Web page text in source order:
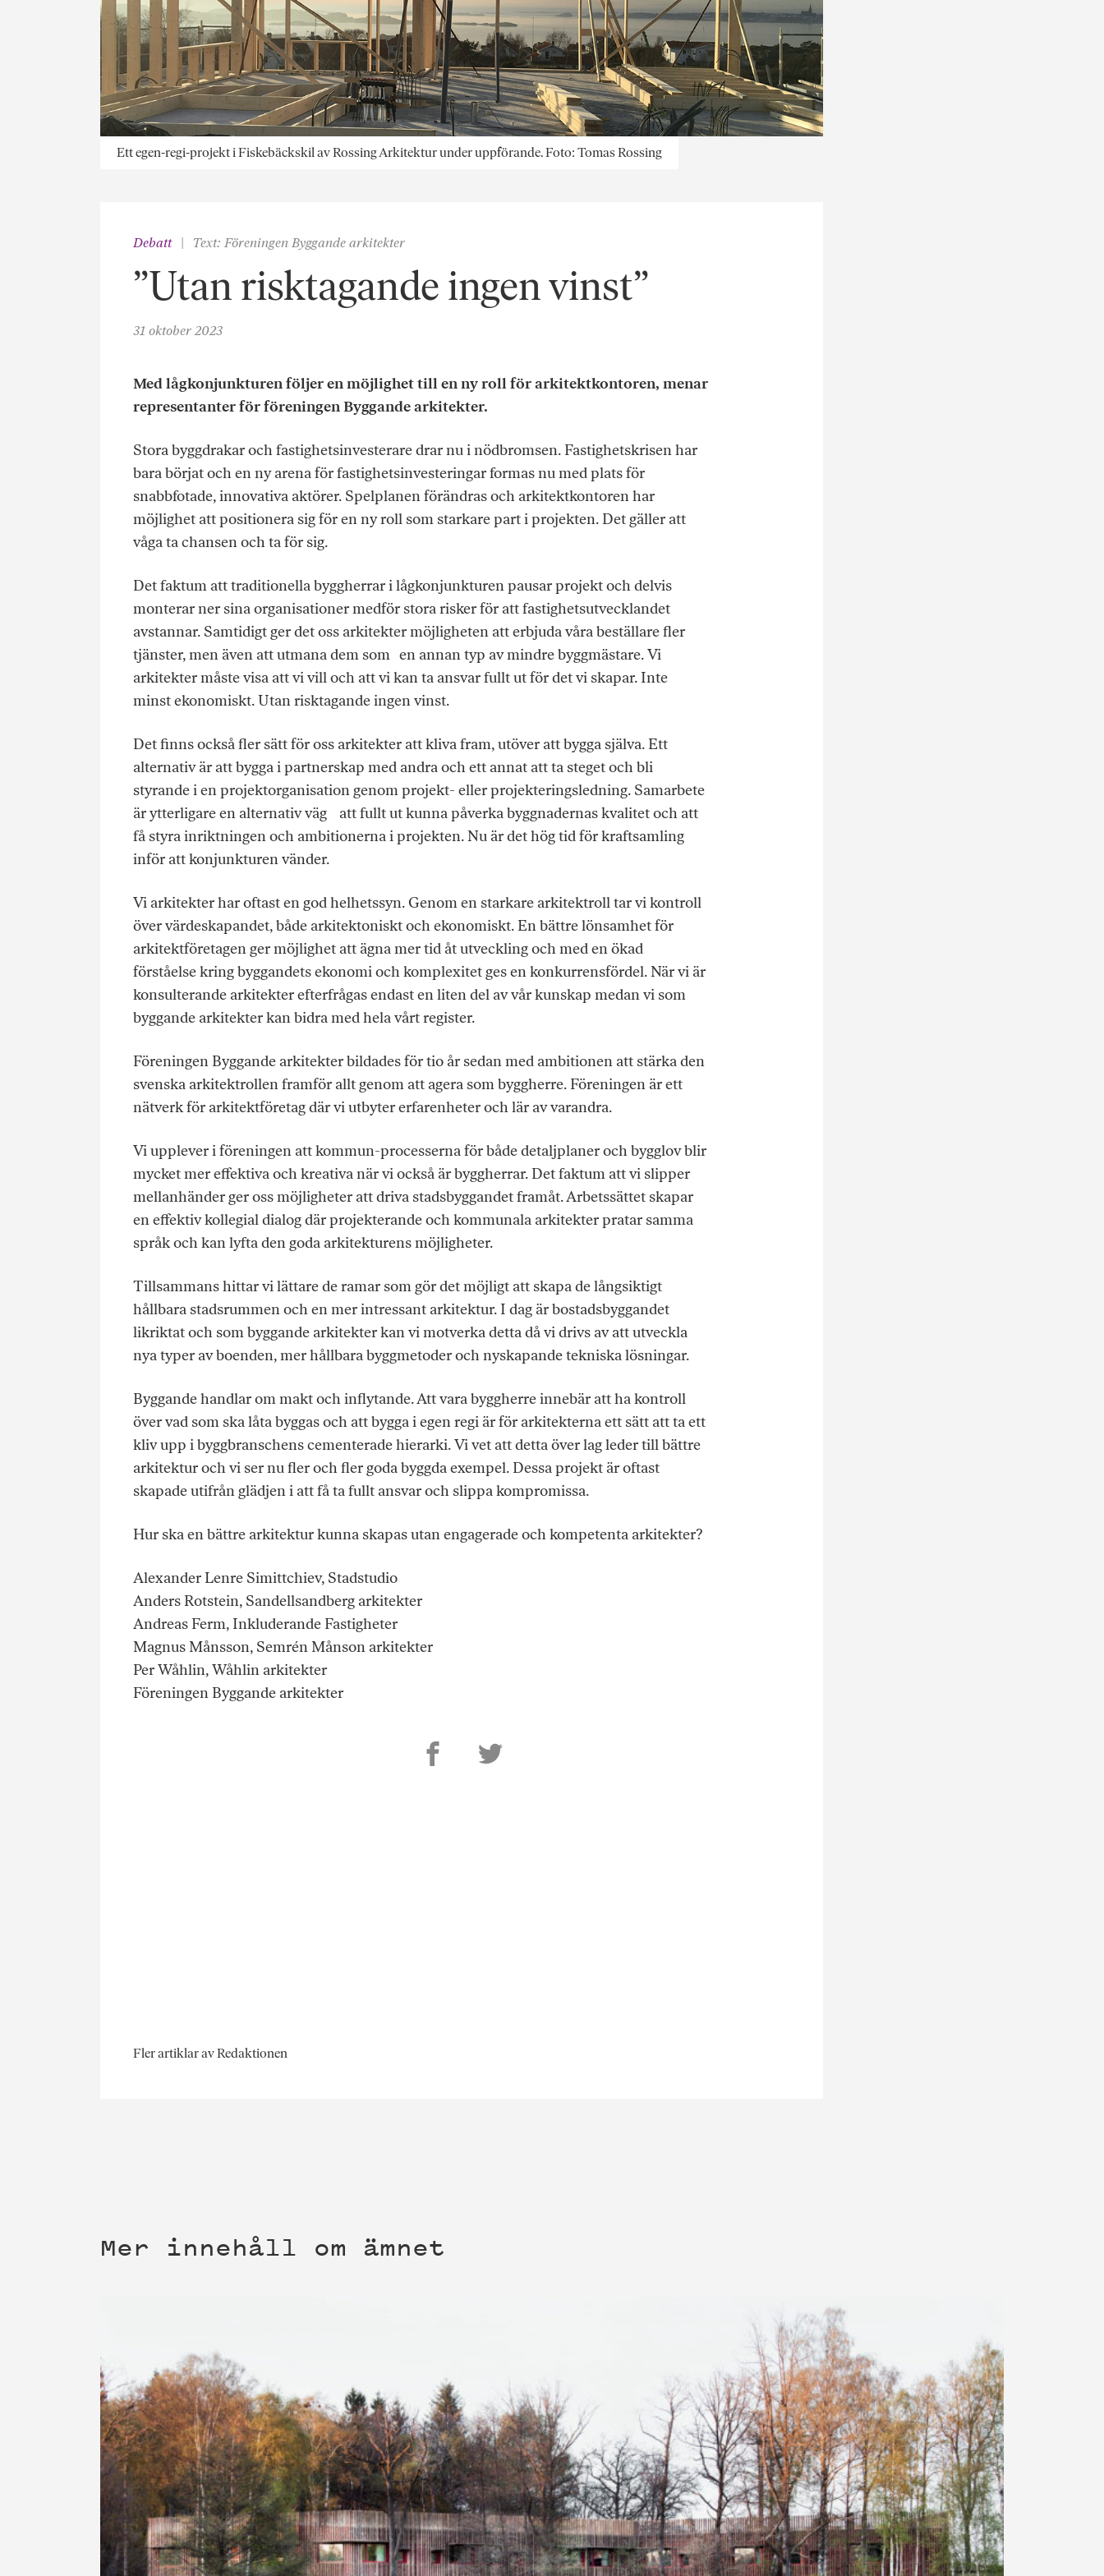
Ett egen-regi-projekt i Fiskebäckskil av Rossing Arkitektur under uppförande. Foto: Tomas Rossing
Debatt Text: Föreningen Byggande arkitekter
”Utan risktagande ingen vinst”
31 oktober 2023
Med lågkonjunkturen följer en möjlighet till en ny roll för arkitektkontoren, menar
representanter för föreningen Byggande arkitekter.
Stora byggdrakar och fastighetsinvesterare drar nu i nödbromsen. Fastighetskrisen har
bara börjat och en ny arena för fastighetsinvesteringar formas nu med plats för
snabbfotade, innovativa aktörer. Spelplanen förändras och arkitektkontoren har
möjlighet att positionera sig för en ny roll som starkare part i projekten. Det gäller att
våga ta chansen och ta för sig.
Det faktum att traditionella byggherrar i lågkonjunkturen pausar projekt och delvis
monterar ner sina organisationer medför stora risker för att fastighetsutvecklandet
avstannar. Samtidigt ger det oss arkitekter möjligheten att erbjuda våra beställare fler
tjänster, men även att utmana dem som en annan typ av mindre byggmästare. Vi
arkitekter måste visa att vi vill och att vi kan ta ansvar fullt ut för det vi skapar. Inte
minst ekonomiskt. Utan risktagande ingen vinst.
Det finns också fler sätt för oss arkitekter att kliva fram, utöver att bygga själva. Ett
alternativ är att bygga i partnerskap med andra och ett annat att ta steget och bli
styrande i en projektorganisation genom projekt- eller projekteringsledning. Samarbete
är ytterligare en alternativ väg att fullt ut kunna påverka byggnadernas kvalitet och att
få styra inriktningen och ambitionerna i projekten. Nu är det hög tid för kraftsamling
inför att konjunkturen vänder.
Vi arkitekter har oftast en god helhetssyn. Genom en starkare arkitektroll tar vi kontroll
över värdeskapandet, både arkitektoniskt och ekonomiskt. En bättre lönsamhet för
arkitektföretagen ger möjlighet att ägna mer tid åt utveckling och med en ökad
förståelse kring byggandets ekonomi och komplexitet ges en konkurrensfördel. När vi är
konsulterande arkitekter efterfrågas endast en liten del av vår kunskap medan vi som
byggande arkitekter kan bidra med hela vårt register.
Föreningen Byggande arkitekter bildades för tio år sedan med ambitionen att stärka den
svenska arkitektrollen framför allt genom att agera som byggherre. Föreningen är ett
nätverk för arkitektföretag där vi utbyter erfarenheter och lär av varandra.
Vi upplever i föreningen att kommun-processerna för både detaljplaner och bygglov blir
mycket mer effektiva och kreativa när vi också är byggherrar. Det faktum att vi slipper
mellanhänder ger oss möjligheter att driva stadsbyggandet framåt. Arbetssättet skapar
en effektiv kollegial dialog där projekterande och kommunala arkitekter pratar samma
språk och kan lyfta den goda arkitekturens möjligheter.
Tillsammans hittar vi lättare de ramar som gör det möjligt att skapa de långsiktigt
hållbara stadsrummen och en mer intressant arkitektur. I dag är bostadsbyggandet
likriktat och som byggande arkitekter kan vi motverka detta då vi drivs av att utveckla
nya typer av boenden, mer hållbara byggmetoder och nyskapande tekniska lösningar.
Byggande handlar om makt och inflytande. Att vara byggherre innebär att ha kontroll
över vad som ska låta byggas och att bygga i egen regi är för arkitekterna ett sätt att ta ett
kliv upp i byggbranschens cementerade hierarki. Vi vet att detta över lag leder till bättre
arkitektur och vi ser nu fler och fler goda byggda exempel. Dessa projekt är oftast
skapade utifrån glädjen i att få ta fullt ansvar och slippa kompromissa.
Hur ska en bättre arkitektur kunna skapas utan engagerade och kompetenta arkitekter?
Alexander Lenre Simittchiev, Stadstudio
Anders Rotstein, Sandellsandberg arkitekter
Andreas Ferm, Inkluderande Fastigheter
Magnus Månsson, Semrén Månson arkitekter
Per Wåhlin, Wåhlin arkitekter
Föreningen Byggande arkitekter
Fler artiklar av Redaktionen
Mer innehåll om ämnet